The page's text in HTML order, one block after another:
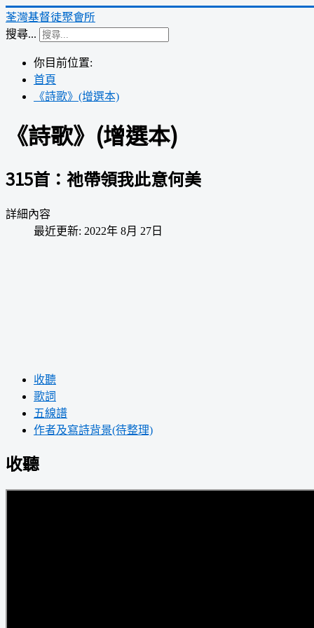
荃灣基督徒聚會所
搜尋...
你目前位置:
首頁
《詩歌》(增選本)
《詩歌》(增選本)
315首：祂帶領我此意何美
詳細內容
最近更新: 2022年 8月 27日
收聽
歌詞
五線譜
作者及寫詩背景(待整理)
收聽